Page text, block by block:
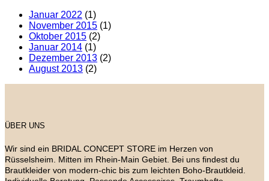
Januar 2022 (1)
November 2015 (1)
Oktober 2015 (2)
Januar 2014 (1)
Dezember 2013 (2)
August 2013 (2)
ÜBER UNS
Wir sind ein BRIDAL CONCEPT STORE im Herzen von
Rüsselsheim. Mitten im Rhein-Main Gebiet. Bei uns findest du
Brautkleider von modern-chic bis zum leichten Boho-Brautkleid.